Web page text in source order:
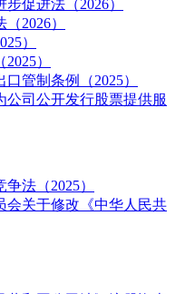
促进法（2026）
2026）
）
）
管制条例（2025）
公司公开发行股票提供服
法（2025）
会关于修改《中华人民共